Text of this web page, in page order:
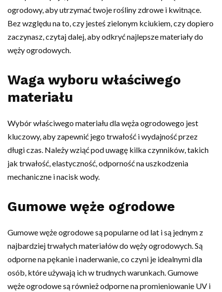
ogrodowy, aby utrzymać twoje rośliny zdrowe i kwitnące.
Bez względu na to, czy jesteś zielonym kciukiem, czy dopiero
zaczynasz, czytaj dalej, aby odkryć najlepsze materiały do
węży ogrodowych.
Waga wyboru właściwego
materiału
Wybór właściwego materiału dla węża ogrodowego jest
kluczowy, aby zapewnić jego trwałość i wydajność przez
długi czas. Należy wziąć pod uwagę kilka czynników, takich
jak trwałość, elastyczność, odporność na uszkodzenia
mechaniczne i nacisk wody.
Gumowe węże ogrodowe
Gumowe węże ogrodowe są popularne od lat i są jednym z
najbardziej trwałych materiałów do węży ogrodowych. Są
odporne na pękanie i naderwanie, co czyni je idealnymi dla
osób, które używają ich w trudnych warunkach. Gumowe
węże ogrodowe są również odporne na promieniowanie UV i